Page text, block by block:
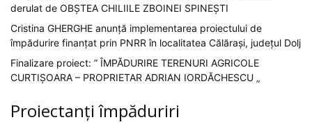
derulat de OBȘTEA CHILIILE ZBOINEI SPINEȘTI
Cristina GHERGHE anunță implementarea proiectului de
împădurire finanțat prin PNRR în localitatea Călărași, județul Dolj
Finalizare proiect: ” ÎMPĂDURIRE TERENURI AGRICOLE
CURTIȘOARA – PROPRIETAR ADRIAN IORDĂCHESCU „
Proiectanți împăduriri